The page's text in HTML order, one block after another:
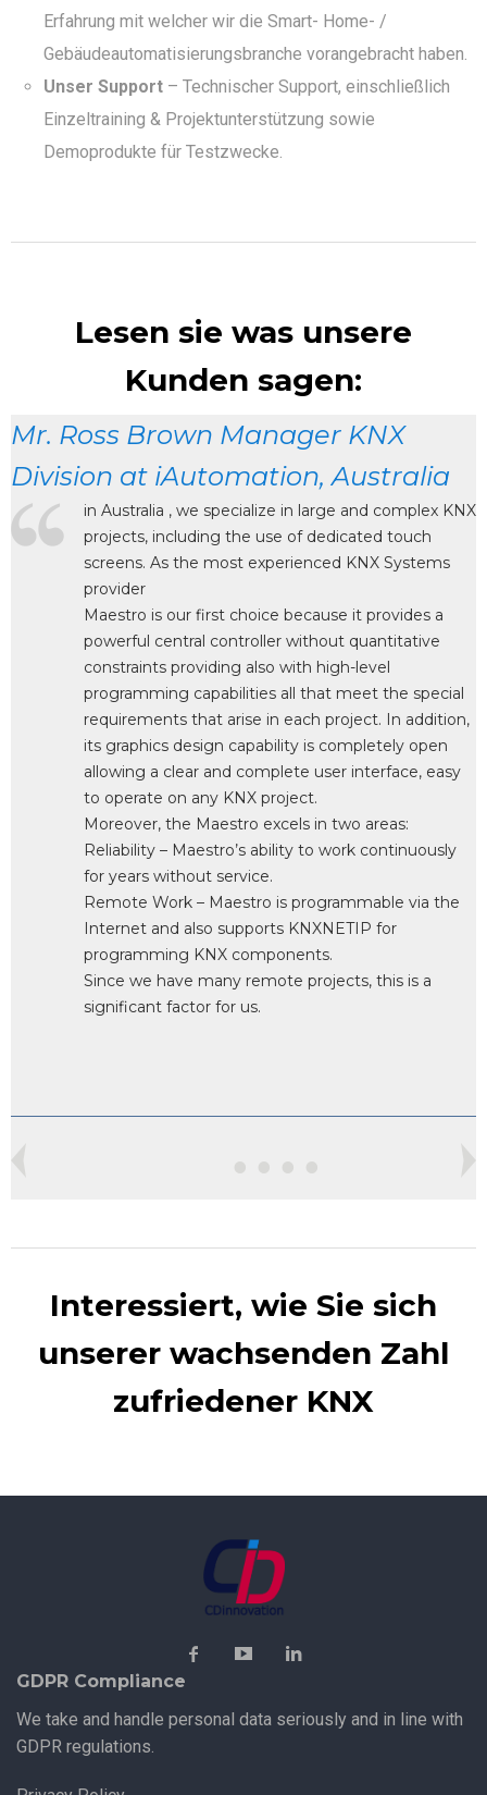
Erfahrung mit welcher wir die Smart- Home- /
Gebäudeautomatisierungsbranche vorangebracht haben.
Unser Support – Technischer Support, einschließlich
Einzeltraining & Projektunterstützung sowie
Demoprodukte für Testzwecke.
Lesen sie was unsere
Kunden sagen:
Mr. Ross Brown Manager KNX
Division at iAutomation, Australia
in Australia , we specialize in large and complex KNX
projects, including the use of dedicated touch
screens. As the most experienced KNX Systems
provider
Maestro is our first choice because it provides a
powerful central controller without quantitative
constraints providing also with high-level
programming capabilities all that meet the special
requirements that arise in each project. In addition,
its graphics design capability is completely open
allowing a clear and complete user interface, easy
to operate on any KNX project.
Moreover, the Maestro excels in two areas:
Reliability – Maestro’s ability to work continuously
for years without service.
Remote Work – Maestro is programmable via the
Internet and also supports KNXNETIP for
programming KNX components.
Since we have many remote projects, this is a
significant factor for us.
Interessiert, wie Sie sich
unserer wachsenden Zahl
zufriedener KNX
anschließen können?
Contact Us Now
GDPR Compliance
We take and handle personal data seriously and in line with
GDPR regulations.